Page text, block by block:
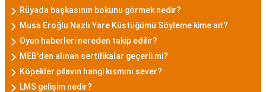
Rüyada başkasının bokunu görmek nedir?
Musa Eroğlu Nazlı Yare Küstüğümü Söyleme kime ait?
Oyun haberleri nereden takip edilir?
MEB'den alınan sertifikalar geçerli mi?
Köpekler pilavın hangi kısmını sever?
LMS gelişim nedir?